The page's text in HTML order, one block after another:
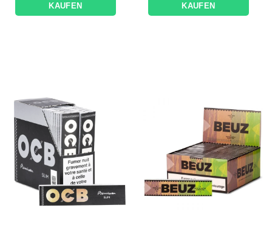
KAUFEN KAUFEN